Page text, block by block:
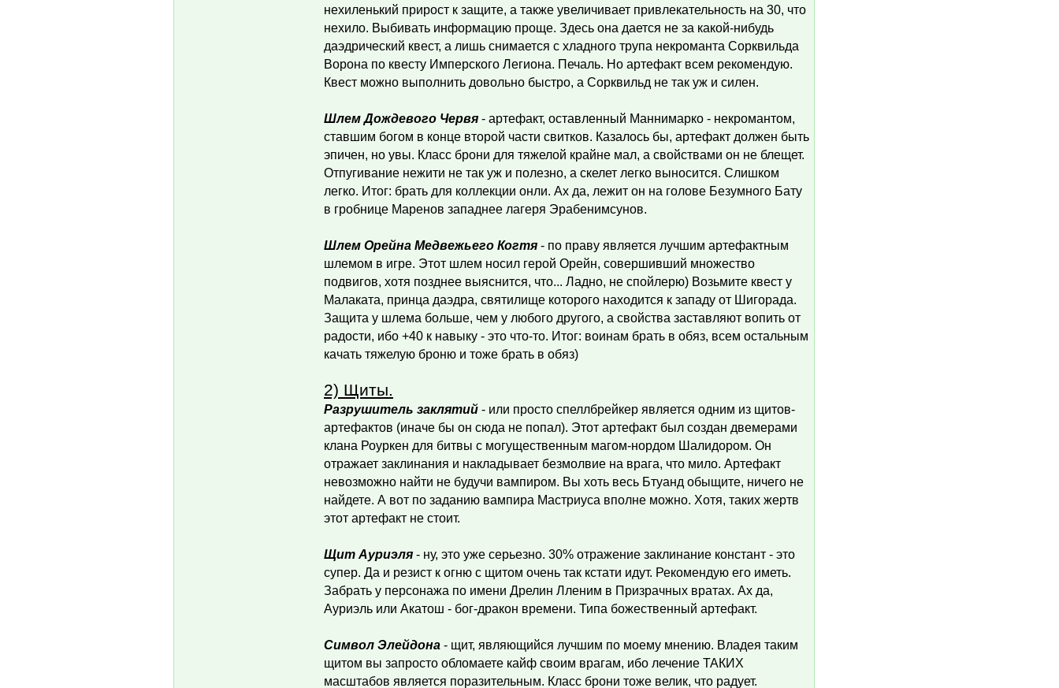
нехиленький прирост к защите, а также увеличивает привлекательность на 30, что
нехило. Выбивать информацию проще. Здесь она дается не за какой-нибудь
даэдрический квест, а лишь снимается с хладного трупа некроманта Сорквильда
Ворона по квесту Имперского Легиона. Печаль. Но артефакт всем рекомендую.
Квест можно выполнить довольно быстро, а Сорквильд не так уж и силен.
Шлем Дождевого Червя - артефакт, оставленный Маннимарко - некромантом,
ставшим богом в конце второй части свитков. Казалось бы, артефакт должен быть
эпичен, но увы. Класс брони для тяжелой крайне мал, а свойствами он не блещет.
Отпугивание нежити не так уж и полезно, а скелет легко выносится. Слишком
легко. Итог: брать для коллекции онли. Ах да, лежит он на голове Безумного Бату
в гробнице Маренов западнее лагеря Эрабенимсунов.
Шлем Орейна Медвежьего Когтя - по праву является лучшим артефактным
шлемом в игре. Этот шлем носил герой Орейн, совершивший множество
подвигов, хотя позднее выяснится, что... Ладно, не спойлерю) Возьмите квест у
Малаката, принца даэдра, святилище которого находится к западу от Шигорада.
Защита у шлема больше, чем у любого другого, а свойства заставляют вопить от
радости, ибо +40 к навыку - это что-то. Итог: воинам брать в обяз, всем остальным
качать тяжелую броню и тоже брать в обяз)
2) Щиты.
Разрушитель заклятий - или просто спеллбрейкер является одним из щитов-
артефактов (иначе бы он сюда не попал). Этот артефакт был создан двемерами
клана Роуркен для битвы с могущественным магом-нордом Шалидором. Он
отражает заклинания и накладывает безмолвие на врага, что мило. Артефакт
невозможно найти не будучи вампиром. Вы хоть весь Бтуанд обыщите, ничего не
найдете. А вот по заданию вампира Мастриуса вполне можно. Хотя, таких жертв
этот артефакт не стоит.
Щит Ауриэля - ну, это уже серьезно. 30% отражение заклинание констант - это
супер. Да и резист к огню с щитом очень так кстати идут. Рекомендую его иметь.
Забрать у персонажа по имени Дрелин Лленим в Призрачных вратах. Ах да,
Ауриэль или Акатош - бог-дракон времени. Типа божественный артефакт.
Символ Элейдона - щит, являющийся лучшим по моему мнению. Владея таким
щитом вы запросто обломаете кайф своим врагам, ибо лечение ТАКИХ
масштабов является поразительным. Класс брони тоже велик, что радует.